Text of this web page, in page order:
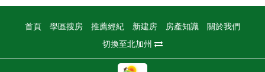
首頁 學區搜房 推薦經紀 新建房 房產知識
關於我們
切換至北加州